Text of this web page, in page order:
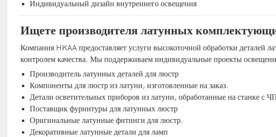
Индивидуальный дизайн внутреннего освещения
Ищете производителя латунных
Компания HKAA предоставляет услуги высокоточной обработки деталей
контролем качества. Мы поддерживаем индивидуальные проекты
Производитель латунных деталей для люстр
Компоненты для люстр из латуни, изготовленные на заказ.
Детали осветительных приборов из латуни, обработанные на станке с
Поставщик фурнитуры для латунных люстр
Оригинальные латунные фитинги для люстр.
Декоративные латунные детали для ламп